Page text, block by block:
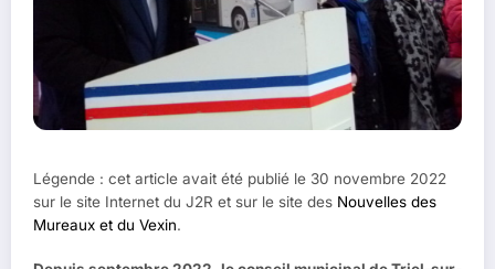
Légende : cet article avait été publié le 30 novembre 2022
sur le site Internet du J2R et sur le site des Nouvelles des
Mureaux et du Vexin.